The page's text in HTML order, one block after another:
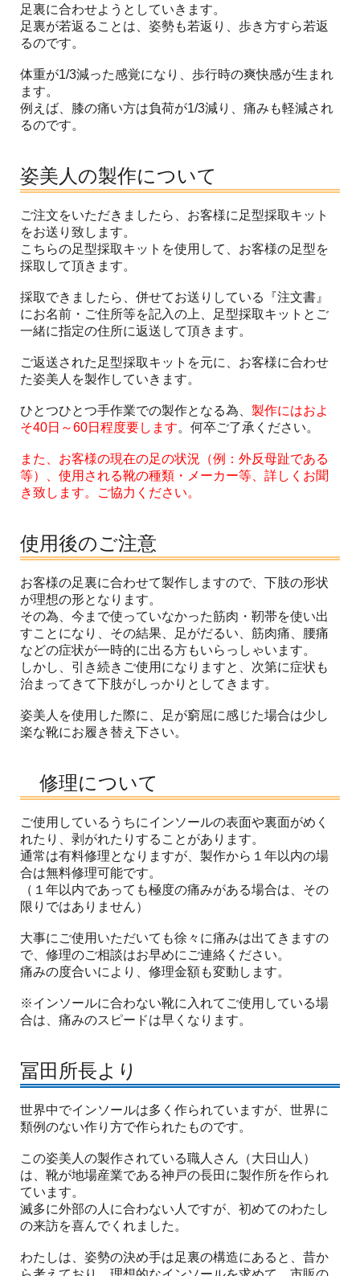
足裏に合わせようとしていきます。
足裏が若返ることは、姿勢も若返り、歩き方すら若返
るのです。
体重が1/3減った感覚になり、歩行時の爽快感が生まれ
ます。
例えば、膝の痛い方は負荷が1/3減り、痛みも軽減され
るのです。
姿美人の製作について
ご注文をいただきましたら、お客様に足型採取キット
をお送り致します。
こちらの足型採取キットを使用して、お客様の足型を
採取して頂きます。
採取できましたら、併せてお送りしている『注文書』
にお名前・ご住所等を記入の上、足型採取キットとご
一緒に指定の住所に返送して頂きます。
ご返送された足型採取キットを元に、お客様に合わせ
た姿美人を製作していきます。
ひとつひとつ手作業での製作となる為、 製作にはおよ
そ40日～60日程度要します。何卒ご了承ください。
また、お客様の現在の足の状況（例：外反母趾である
等）、使用される靴の種類・メーカー等、詳しくお聞
き致します。ご協力ください。
使用後のご注意
お客様の足裏に合わせて製作しますので、下肢の形状
が理想の形となります。
その為、今まで使っていなかった筋肉・靭帯を使い出
すことになり、その結果、足がだるい、筋肉痛、腰痛
などの症状が一時的に出る方もいらっしゃいます。
しかし、引き続きご使用になりますと、次第に症状も
治まってきて下肢がしっかりとしてきます。
姿美人を使用した際に、足が窮屈に感じた場合は少し
楽な靴にお履き替え下さい。
修理について
ご使用しているうちにインソールの表面や裏面がめく
れたり、剥がれたりすることがあります。
通常は有料修理となりますが、製作から１年以内の場
合は無料修理可能です。
（１年以内であっても極度の痛みがある場合は、その
限りではありません）
大事にご使用いただいても徐々に痛みは出てきますの
で、修理のご相談はお早めにご連絡ください。
痛みの度合いにより、修理金額も変動します。
※インソールに合わない靴に入れてご使用している場
合は、痛みのスピードは早くなります。
冨田所長より
世界中でインソールは多く作られていますが、世界に
類例のない作り方で作られたものです。
この姿美人の製作されている職人さん（大日山人）
は、靴が地場産業である神戸の長田に製作所を作られ
ています。
滅多に外部の人に合わない人ですが、初めてのわたし
の来訪を喜んでくれました。
わたしは、姿勢の決め手は足裏の構造にあると、昔か